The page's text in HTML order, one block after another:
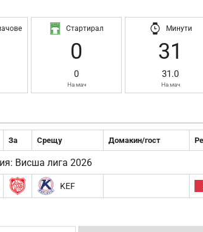
Стартирал
0
0
На мач
Минути
31
31.0
На мач
За Срещу Домакин/гост
Висша лига 2026
KEF